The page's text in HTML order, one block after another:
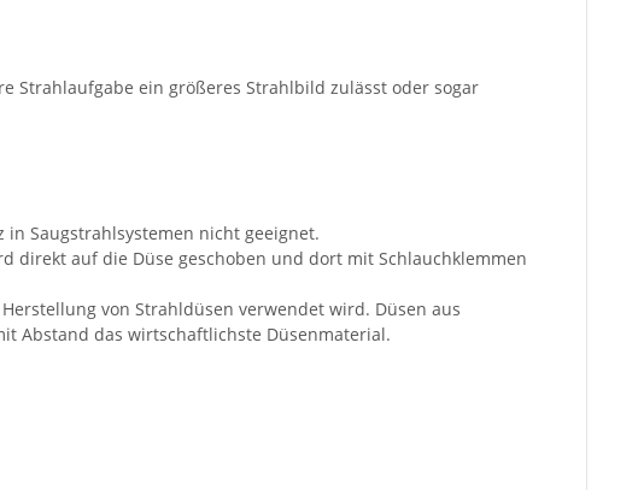
Strahlaufgabe ein größeres Strahlbild zulässt oder sogar
in Saugstrahlsystemen nicht geeignet.
direkt auf die Düse geschoben und dort mit Schlauchklemmen
von Strahldüsen verwendet wird. Düsen aus
Abstand das wirtschaftlichste Düsenmaterial.